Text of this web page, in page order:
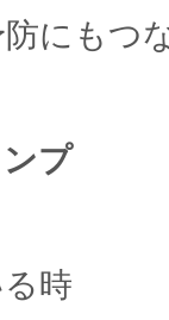
にもつ
プ
時